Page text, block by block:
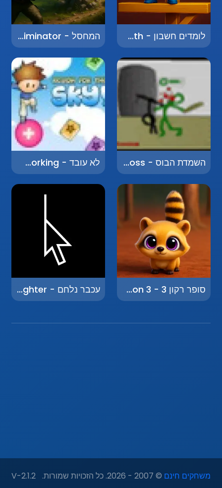
לומדים חשבון - Learning Math המחסל - The Eliminator
השמדת הבוס - Kill the Boss לא עובד - Not Working
סופר רקון 3 - Super Raccoon 3 עכבר נלחם - Mouse Fighter
משחקים חינם © 2007 - 2026. כל הזכויות שמורות. V-2.1.2